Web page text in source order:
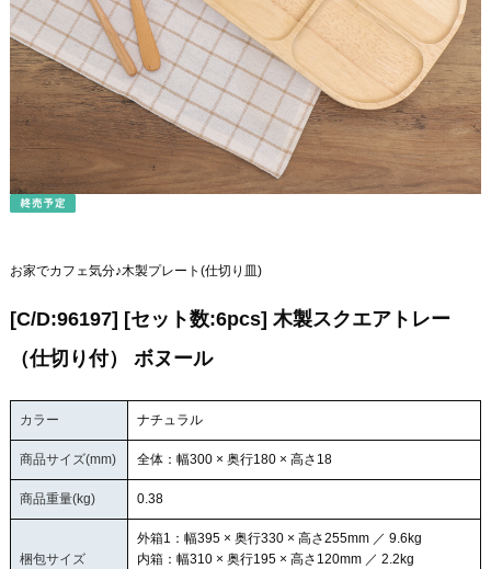
お家でカフェ気分♪木製プレート(仕切り皿)
[C/D:96197] [セット数:6pcs] 木製スクエアトレー
（仕切り付） ボヌール
カラー ナチュラル
商品サイズ(mm) 全体：幅300 × 奥行180 × 高さ18
商品重量(kg) 0.38
梱包サイズ
外箱1：幅395 × 奥行330 × 高さ255mm ／ 9.6kg
内箱：幅310 × 奥行195 × 高さ120mm ／ 2.2kg